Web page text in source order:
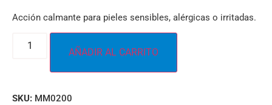
Acción calmante para pieles sensibles, alérgicas o irritadas.
AÑADIR AL CARRITO
SKU: MM0200